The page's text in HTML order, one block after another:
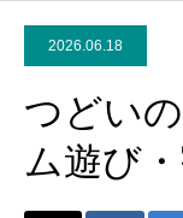
2026.06.18
つどい
ム遊び・